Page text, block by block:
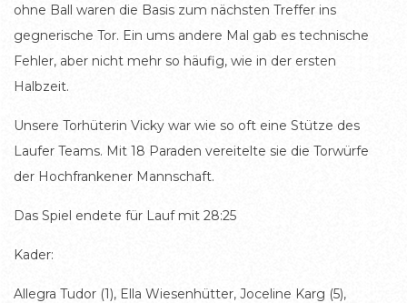
ohne Ball waren die Basis zum nächsten Treffer ins
gegnerische Tor. Ein ums andere Mal gab es technische
Fehler, aber nicht mehr so häufig, wie in der ersten
Halbzeit.
Unsere Torhüterin Vicky war wie so oft eine Stütze des
Laufer Teams. Mit 18 Paraden vereitelte sie die Torwürfe
der Hochfrankener Mannschaft.
Das Spiel endete für Lauf mit 28:25
Kader:
Allegra Tudor (1), Ella Wiesenhütter, Joceline Karg (5),